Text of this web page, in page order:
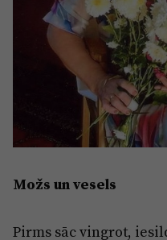
Možs un vesels
Pirms sāc vingrot,